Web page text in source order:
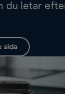
du letar
sida